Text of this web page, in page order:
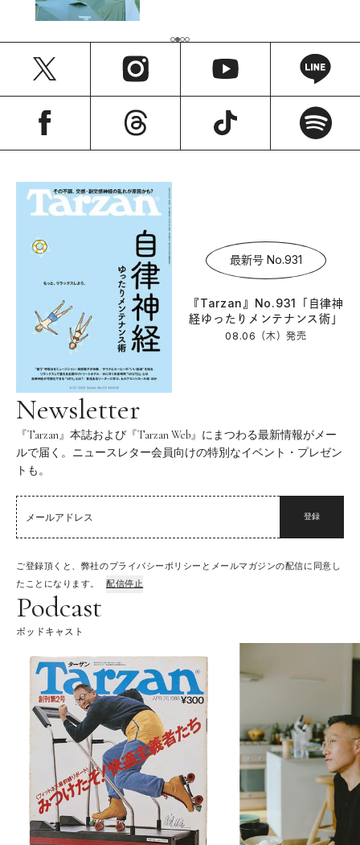
最新号 No.931
『Tarzan』No.931「自律神
経ゆったりメンテナンス術」
08.06（木）発売
Newsletter
『Tarzan』本誌および『Tarzan Web』にまつわる最新情報がメー
ルで届く。ニュースレター会員向けの特別なイベント・プレゼン
トも。
登録
ご登録頂くと、弊社のプライバシーポリシーとメールマガジンの配信に同意し
たことになります。
配信停止
Podcast
ポッドキャスト